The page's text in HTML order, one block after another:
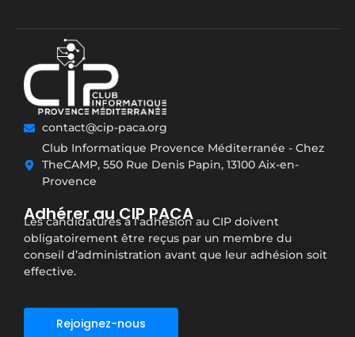
contact@cip-paca.org
Club Informatique Provence Méditerranée - Chez
TheCAMP, 550 Rue Denis Papin, 13100 Aix-en-
Provence
Adhérer au CIP PACA
Les candidatures à l’adhésion au CIP doivent
obligatoirement être reçus par un membre du
conseil d’administration avant que leur adhésion soit
effective.
Rejoignez-nous